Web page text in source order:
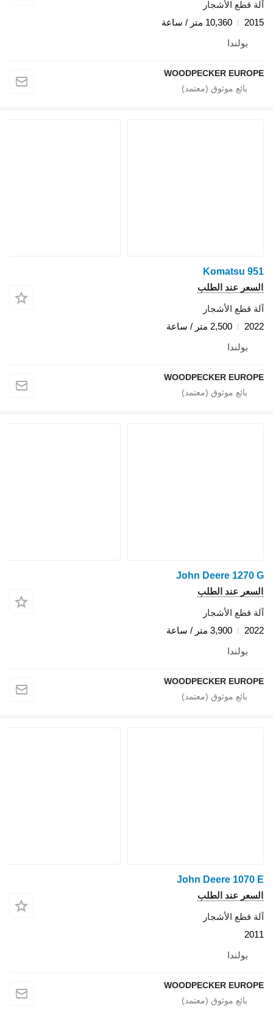
آلة قطع الأشجار
2015
10,360 متر / ساعة
بولندا
WOODPECKER EUROPE
Komatsu 951
السعر عند الطلب
آلة قطع الأشجار
2022
2,500 متر / ساعة
بولندا
WOODPECKER EUROPE
John Deere 1270 G
السعر عند الطلب
آلة قطع الأشجار
2022
3,900 متر / ساعة
بولندا
WOODPECKER EUROPE
John Deere 1070 E
السعر عند الطلب
آلة قطع الأشجار
2011
بولندا
WOODPECKER EUROPE